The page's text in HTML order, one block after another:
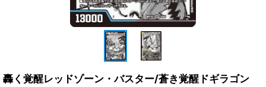
轟く覚醒レッドゾーン・バスター/蒼き覚醒ドギラゴン